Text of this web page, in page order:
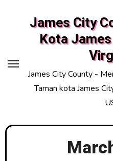
James City
Kota
James City County -
Taman kota James